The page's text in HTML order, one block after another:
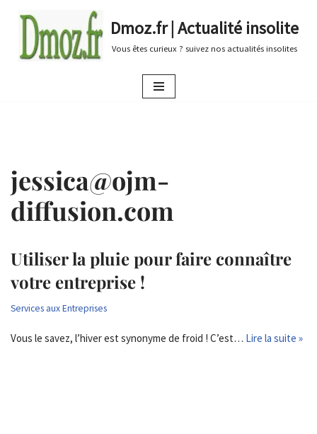
au
Dmoz.fr | Actualité insolite
Vous êtes curieux ? suivez nos actualités insolites
jessica@ojm-
diffusion.com
Utiliser la pluie pour faire connaître
votre entreprise !
Services aux Entreprises
Vous le savez, l’hiver est synonyme de froid ! C’est… Lire la suite »